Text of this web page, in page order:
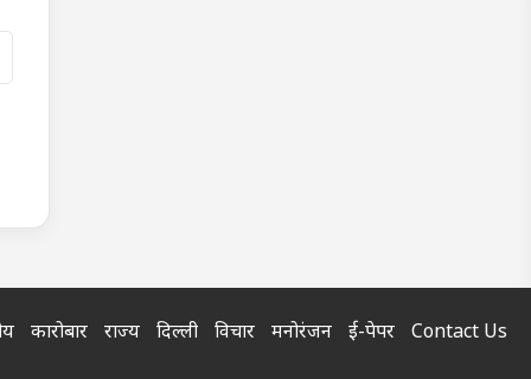
कारोबार राज्य दिल्ली विचार मनोरंजन ई-पेपर Contact Us